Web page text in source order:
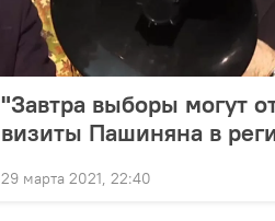
"Завтра выборы могут
визиты Пашиняна в
29 марта 2021, 22:40